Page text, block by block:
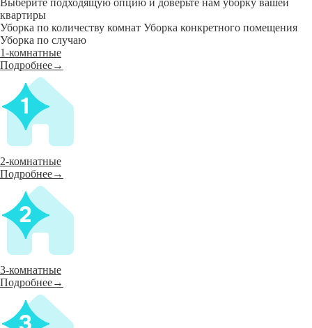
Выберите подходящую опцию и доверьте нам уборку вашей
квартиры
Уборка по количеству комнат Уборка конкретного помещения
Уборка по случаю
1-комнатные
Подробнее→
2-комнатные
Подробнее→
3-комнатные
Подробнее→